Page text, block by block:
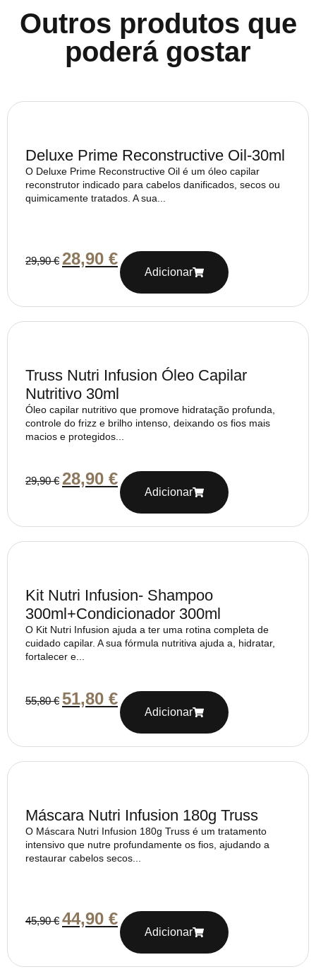
Outros produtos que
poderá gostar
Deluxe Prime Reconstructive Oil-30ml
O Deluxe Prime Reconstructive Oil é um óleo capilar
reconstrutor indicado para cabelos danificados, secos ou
quimicamente tratados. A sua...
29,90€ 28,90 €
Adicionar
Truss Nutri Infusion Óleo Capilar
Nutritivo 30ml
Óleo capilar nutritivo que promove hidratação profunda,
controle do frizz e brilho intenso, deixando os fios mais
macios e protegidos...
29,90€ 28,90 €
Adicionar
Kit Nutri Infusion- Shampoo
300ml+Condicionador 300ml
O Kit Nutri Infusion ajuda a ter uma rotina completa de
cuidado capilar. A sua fórmula nutritiva ajuda a, hidratar,
fortalecer e...
55,80€ 51,80 €
Adicionar
Máscara Nutri Infusion 180g Truss
O Máscara Nutri Infusion 180g Truss é um tratamento
intensivo que nutre profundamente os fios, ajudando a
restaurar cabelos secos...
45,90€ 44,90 €
Adicionar